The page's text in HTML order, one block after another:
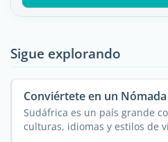
Sigue explorando
Conviértete en un
Sudáfrica es un país grande
culturas, idiomas y estilos de